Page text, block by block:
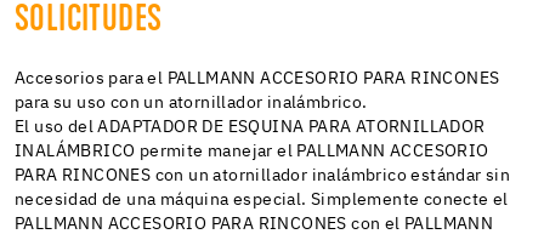
SOLICITUDES
Accesorios para el PALLMANN ACCESORIO PARA RINCONES
para su uso con un atornillador inalámbrico.
El uso del ADAPTADOR DE ESQUINA PARA ATORNILLADOR
INALÁMBRICO permite manejar el PALLMANN ACCESORIO
PARA RINCONES con un atornillador inalámbrico estándar sin
necesidad de una máquina especial. Simplemente conecte el
PALLMANN ACCESORIO PARA RINCONES con el PALLMANN